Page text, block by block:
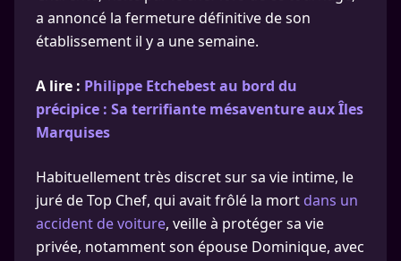
a annoncé la fermeture définitive de son
établissement il y a une semaine.
A lire : Philippe Etchebest au bord du
précipice : Sa terrifiante mésaventure aux Îles
Marquises
Habituellement très discret sur sa vie intime, le
juré de Top Chef, qui avait frôlé la mort dans un
accident de voiture, veille à protéger sa vie
privée, notamment son épouse Dominique, avec